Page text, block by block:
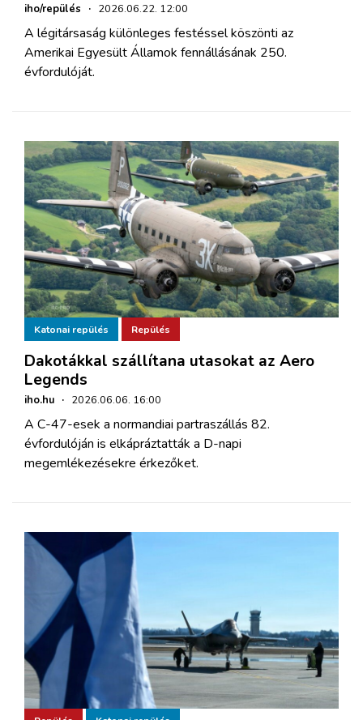
iho/repülés · 2026.06.22. 12:00
A légitársaság különleges festéssel köszönti az
Amerikai Egyesült Államok fennállásának 250.
évfordulóját.
Katonai repülés Repülés
Dakotákkal szállítana utasokat az Aero
Legends
iho.hu · 2026.06.06. 16:00
A C-47-esek a normandiai partraszállás 82.
évfordulóján is elkápráztatták a D-napi
megemlékezésekre érkezőket.